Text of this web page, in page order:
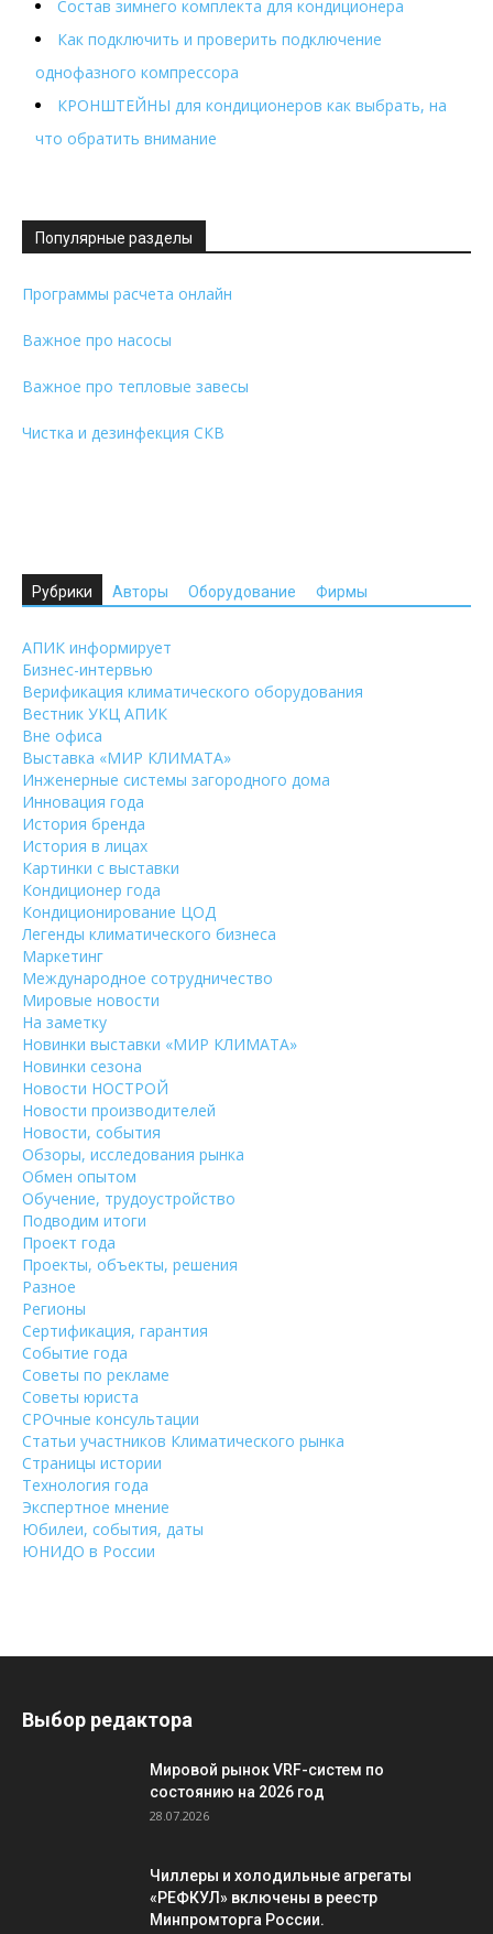
Состав зимнего комплекта для кондиционера
Как подключить и проверить подключение
однофазного компрессора
КРОНШТЕЙНЫ для кондиционеров как выбрать, на
что обратить внимание
Популярные разделы
Программы расчета онлайн
Важное про насосы
Важное про тепловые завесы
Чистка и дезинфекция СКВ
Рубрики Авторы Оборудование Фирмы
АПИК информирует
Бизнес-интервью
Верификация климатического оборудования
Вестник УКЦ АПИК
Вне офиса
Выставка «МИР КЛИМАТА»
Инженерные системы загородного дома
Инновация года
История бренда
История в лицах
Картинки с выставки
Кондиционер года
Кондиционирование ЦОД
Легенды климатического бизнеса
Маркетинг
Международное сотрудничество
Мировые новости
На заметку
Новинки выставки «МИР КЛИМАТА»
Новинки сезона
Новости НОСТРОЙ
Новости производителей
Новости, события
Обзоры, исследования рынка
Обмен опытом
Обучение, трудоустройство
Подводим итоги
Проект года
Проекты, объекты, решения
Разное
Регионы
Сертификация, гарантия
Событие года
Советы по рекламе
Советы юриста
СРОчные консультации
Статьи участников Климатического рынка
Страницы истории
Технология года
Экспертное мнение
Юбилеи, события, даты
ЮНИДО в России
Выбор редактора
Мировой рынок VRF-систем по
состоянию на 2026 год
28.07.2026
Чиллеры и холодильные агрегаты
«РЕФКУЛ» включены в реестр
Минпромторга России.